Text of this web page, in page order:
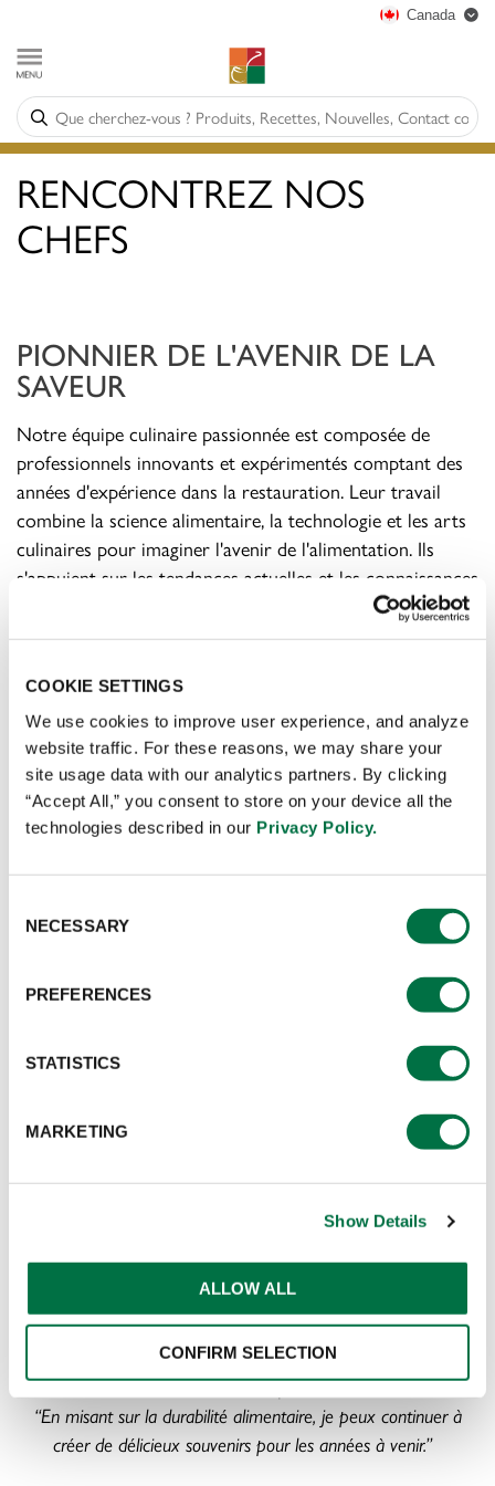
COOKIE SETTINGS
We use cookies to improve user experience, and analyze
website traffic. For these reasons, we may share your
site usage data with our analytics partners. By clicking
“Accept All,” you consent to store on your device all the
technologies described in our Privacy Policy.
Selection
NECESSARY
PREFERENCES
STATISTICS
MARKETING
Show Details
ALLOW ALL
CONFIRM SELECTION
Canada
RENCONTREZ NOS
CHEFS
PIONNIER DE L'AVENIR DE LA
SAVEUR
Notre équipe culinaire passionnée est composée de
professionnels innovants et expérimentés comptant des
années d'expérience dans la restauration. Leur travail
combine la science alimentaire, la technologie et les arts
culinaires pour imaginer l'avenir de l'alimentation. Ils
s'appuient sur les tendances actuelles et les connaissances
culinaires de notre réseau mondial pour créer des
solutions personnalisées pour tous nos clients. En
équipe de chefs avant-gardistes vise à guider la prochaine
phase du service alimentaire. Individuellement, ils ont été
récompensés dans l'ensemble de l'industrie, mais
ensemble, ils façonnent l'avenir de la saveur !
RENCONTREZ L'ÉQUIPE
niveau technique, notre équipe dévouée de chefs
hautement respectés est en mesure de propulser chaque
client Custom Culinary® vers de nouveaux sommets.
Prenez un moment pour faire connaissance de nos chefs
à la saveur et à leur expertise culinaire.
DECOUVREZ CE QUI ENflamme L'ESPRIT
DE CHACUN DE NOS CHEFS
CULINAIRES EN
CLIQUANT SUR LES LIENS CI-DESSOUS
POUR ACCÉDER A LEURS PROFILS
INDIVIDUELS.
Adam Wright
Chef d'entreprise
“En misant sur la durabilité alimentaire, je peux continuer à
créer de délicieux souvenirs pour les années à venir.”